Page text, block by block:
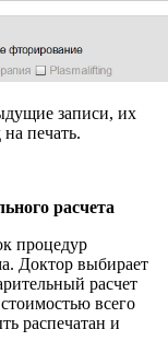
записи, их
печать.
расчета
процедур
Доктор выбирает
расчет
всего
распечатан и